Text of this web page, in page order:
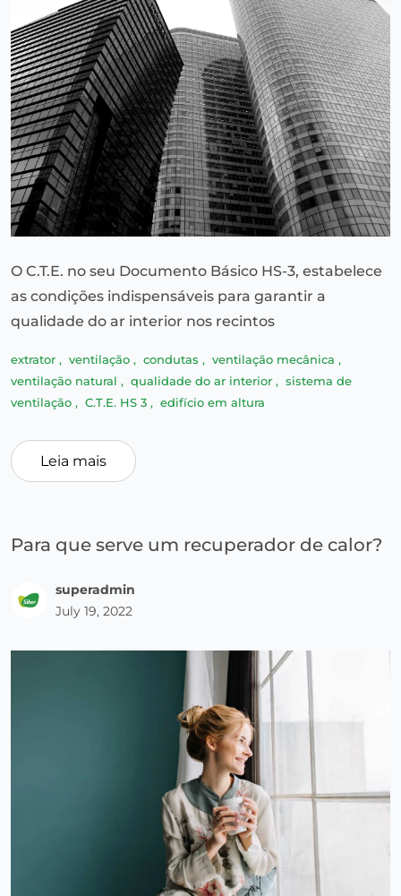
O C.T.E. no seu Documento Básico HS-3, estabelece
as condições indispensáveis para garantir a
qualidade do ar interior nos recintos
extrator , ventilação , condutas , ventilação mecânica ,
ventilação natural , qualidade do ar interior , sistema de
ventilação , C.T.E. HS 3 , edifício em altura
Leia mais
Para que serve um recuperador de calor?
superadmin
July 19, 2022